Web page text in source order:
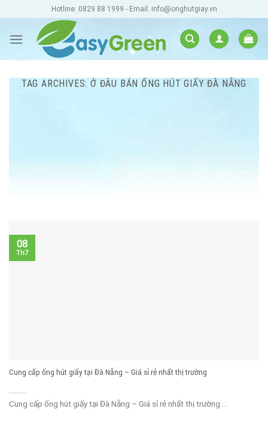
content
Hotline: 0829 88 1999 - Email: info@onghutgiay.vn
TAG ARCHIVES:Ở ĐÂU BÁN ỐNG HÚT GIẤY ĐÀ NẴNG
Cung cấp ống hút giấy tại Đà Nẵng – Giá sỉ rẻ nhất thị trường
Cung cấp ống hút giấy tại Đà Nẵng – Giá sỉ rẻ nhất thị trường ...
08
Th7